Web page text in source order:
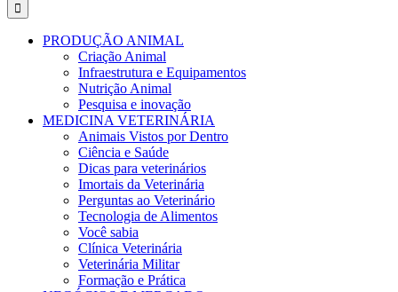
PRODUÇÃO ANIMAL
Criação Animal
Infraestrutura e Equipamentos
Nutrição Animal
Pesquisa e inovação
MEDICINA VETERINÁRIA
Animais Vistos por Dentro
Ciência e Saúde
Dicas para veterinários
Imortais da Veterinária
Perguntas ao Veterinário
Tecnologia de Alimentos
Você sabia
Clínica Veterinária
Veterinária Militar
Formação e Prática